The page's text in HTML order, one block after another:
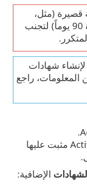
قصيرة (مثل،
Let's Encrypt صالحة لمدة 90 يوماً) لتجنب
يُمكنك استخدام OpenSSL لإنشاء شهادات
المعلومات، راجع
خدمات شهادات Active Directory‏ مثبت عليها
الإضافية: